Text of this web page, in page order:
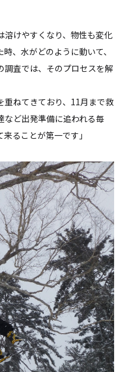
けやすくなり、物性も変化
、水がどのように動いて、
調査では、そのプロセスを解
ねてきており、11月まで救
など出発準備に追われる毎
ることが第一です」